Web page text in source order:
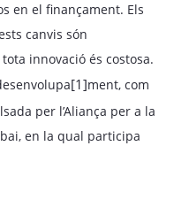
en el finançament. Els
canvis són
innovació és costosa.
[1]ment, com
per l’Aliança per a la
en la qual participa